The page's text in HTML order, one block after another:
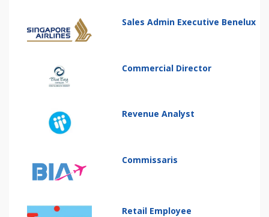
Sales Admin Executive Benelux
Commercial Director
Revenue Analyst
Commissaris
Retail Employee